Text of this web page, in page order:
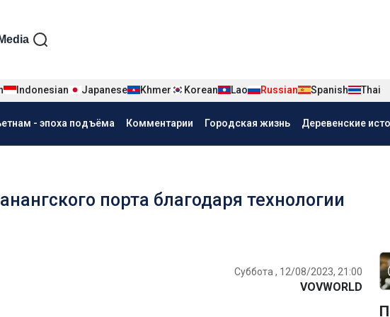
tiếng Nga
Media
Indonesian Japanese Khmer Korean Lao Russian Spanish Thai
- эпоха подъёма Комментарии Городская жизнь Деревенские
порта благодаря технологии
Суббота , 12/08/2023, 21:00
VOVWORLD